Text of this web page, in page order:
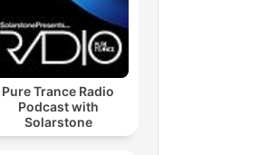
Pure Trance Radio
Podcast with
Solarstone